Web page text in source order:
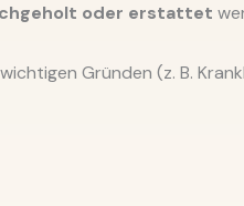
oder erstattet
Gründen (z. B.